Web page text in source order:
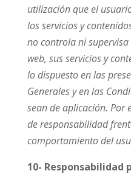
utilización que el
los servicios y
no controla ni
web, sus servicios y
lo dispuesto en las
Generales y en las
sean de aplicación. Por
de responsabilidad
comportamiento del
10- Responsabilidad